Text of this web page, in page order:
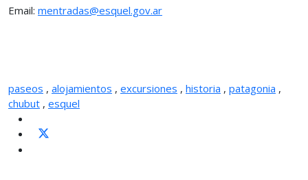
Email: mentradas@esquel.gov.ar
paseos , alojamientos , excursiones , historia , patagonia ,
chubut , esquel